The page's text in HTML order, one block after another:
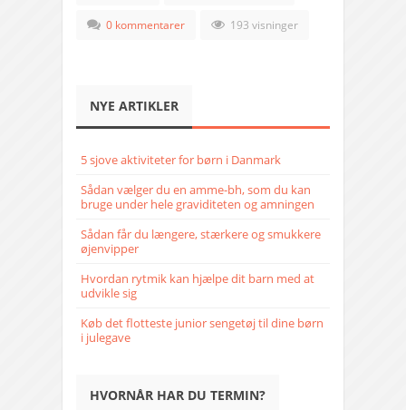
0 kommentarer 193 visninger
NYE ARTIKLER
5 sjove aktiviteter for børn i Danmark
Sådan vælger du en amme-bh, som du kan
bruge under hele graviditeten og amningen
Sådan får du længere, stærkere og smukkere
øjenvipper
Hvordan rytmik kan hjælpe dit barn med at
udvikle sig
Køb det flotteste junior sengetøj til dine børn
i julegave
HVORNÅR HAR DU TERMIN?